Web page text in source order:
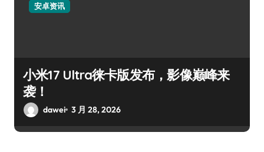
安卓资讯
小米17 Ultra徕卡版发布，影像巅峰来
袭！
dawei 3 月 28, 2026